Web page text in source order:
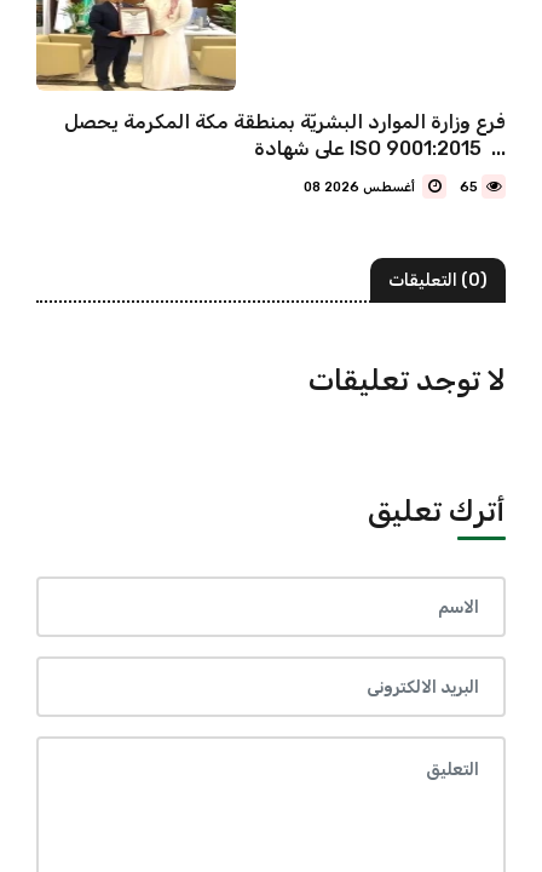
فرع وزارة الموارد البشريّة بمنطقة مكة المكرمة يحصل
على شهادة ISO 9001:2015 ...
65
(0) التعليقات
لا توجد تعليقات
أترك تعليق